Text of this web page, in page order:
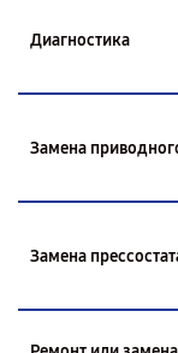
Диагностика
Замена
Замена